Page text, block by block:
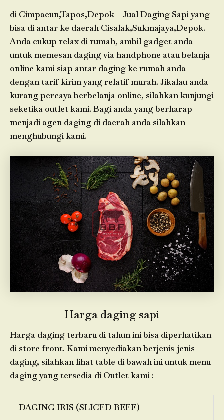
di Cimpaeun,Tapos,Depok – Jual Daging Sapi yang
bisa di antar ke daerah Cisalak,Sukmajaya,Depok.
Anda cukup relax di rumah, ambil gadget anda
untuk memesan daging via handphone atau belanja
online kami siap antar daging ke rumah anda
dengan tarif kirim yang relatif murah. Jikalau anda
kurang percaya berbelanja online, silahkan kunjungi
seketika outlet kami. Bagi anda yang berharap
menjadi agen daging di daerah anda silahkan
menghubungi kami.
Harga daging sapi
Harga daging terbaru di tahun ini bisa diperhatikan
di store front. Kami menyediakan berjenis-jenis
daging, silahkan lihat table di bawah ini untuk menu
daging yang tersedia di Outlet kami :
DAGING IRIS (SLICED BEEF)